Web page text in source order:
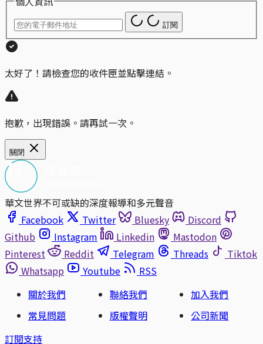
訂閱
太好了！請檢查您的收件匣並點擊連結。
抱歉，出現錯誤。請再試一次。
關閉
華文世界不可或缺的深度報導和多元聲音
Facebook
Twitter Bluesky
Discord
Github
Instagram Linkedin
Mastodon
Pinterest
Reddit Telegram Threads
Tiktok
Whatsapp
Youtube
RSS
關於我們
聯絡我們
加入我們
常見問題
版權聲明
公司新聞
訂閱支持